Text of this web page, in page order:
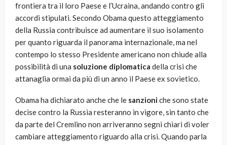
frontiera tra il loro Paese e l’Ucraina, andando contro gli
accordi stipulati. Secondo Obama questo atteggiamento
della Russia contribuisce ad aumentare il suo isolamento
per quanto riguarda il panorama internazionale, ma nel
contempo lo stesso Presidente americano non chiude alla
possibilità di una soluzione diplomatica della crisi che
attanaglia ormai da più di un anno il Paese ex sovietico.
Obama ha dichiarato anche che le sanzioniche sono state
decise contro la Russia resteranno in vigore, sin tanto che
da parte del Cremlino non arriveranno segni chiari di voler
cambiare atteggiamento riguardo alla crisi. Quando parla